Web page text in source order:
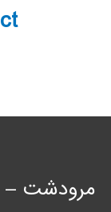
مرودشت – 22 بهمن شمالی